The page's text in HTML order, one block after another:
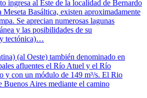
ingresa al Este de la localidad de Bernardo
Basáltica, existen aproximadamente
Se aprecian numerosas lagunas
y las posibilidades de su
y tectónica)…
(al Oeste) también denominado en
afluentes el Río Atuel y el Río
y con un módulo de 149 m³/s. El Rio
Aires mediante el camino